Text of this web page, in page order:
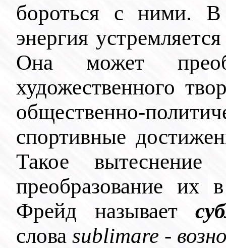
бороться с ними. В
энергия
Она может
художественного
общественно-
спортивные
Такое
преобразование их
Фрейд называет
слова sublimare -